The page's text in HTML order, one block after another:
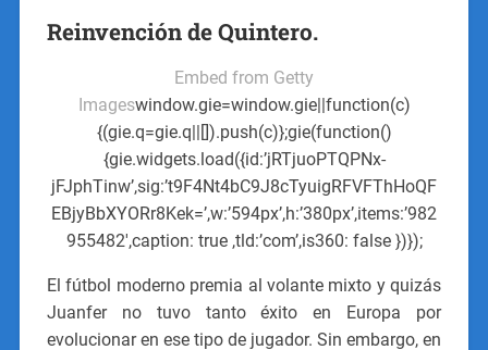
Reinvención de Quintero.
Embed from Getty
Imageswindow.gie=window.gie||function(c)
{(gie.q=gie.q||[]).push(c)};gie(function()
{gie.widgets.load({id:’jRTjuoPTQPNx-
jFJphTinw’,sig:’t9F4Nt4bC9J8cTyuigRFVFThHoQF
EBjyBbXYORr8Kek=’,w:’594px’,h:’380px’,items:’982
955482′,caption: true ,tld:’com’,is360: false })});
El fútbol moderno premia al volante mixto y quizás
Juanfer no tuvo tanto éxito en Europa por
evolucionar en ese tipo de jugador. Sin embargo, en